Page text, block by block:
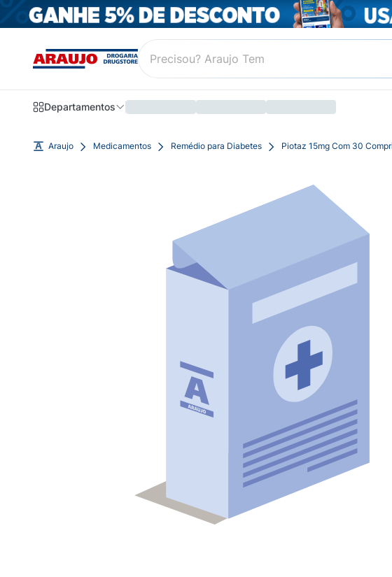
Departamentos
Araujo Medicamentos Remédio para Diabetes Piotaz 15mg Com 30